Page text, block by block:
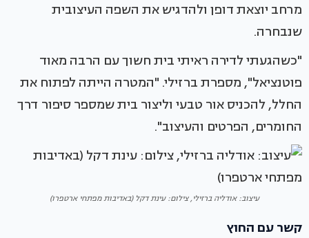
מרחב יוצאת דופן ולהדגיש את השפה העיצובית
שנבחרה.
"כשהגעתי לדירה ראיתי בית חשוך עם הרבה מאוד
פוטנציאל", מספרת ברזילי. "המטרה הייתה לפתוח את
החלל, להכניס אור טבעי וליצור בית שמספר סיפור דרך
החומרים, הפרטים והעיצוב".
עיצוב: אודליה ברזילי, צילום: עינת דקל (באדיבות מפתחי ארטפרו)
קשר עם החוץ